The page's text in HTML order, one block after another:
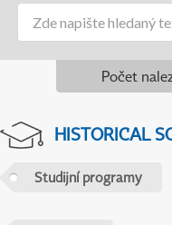
Počet
HISTORICAL
Studijní programy